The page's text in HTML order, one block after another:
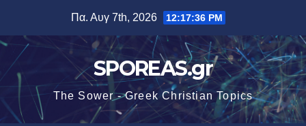
περιεχόμενο
Πα. Αυγ 7th, 2026 12:17:36 PM
SPOREAS.gr
The Sower - Greek Christian Topics